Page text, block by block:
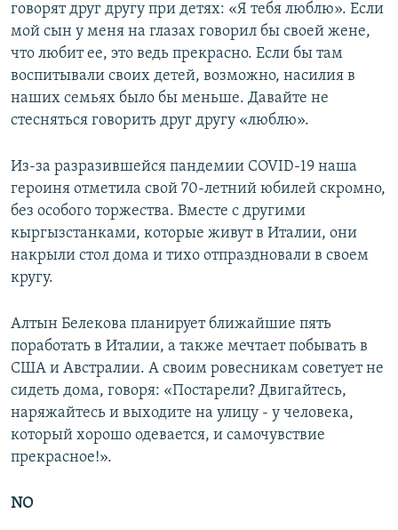
говорят друг другу при детях: «Я тебя люблю». Если
мой сын у меня на глазах говорил бы своей жене,
что любит ее, это ведь прекрасно. Если бы там
воспитывали своих детей, возможно, насилия в
наших семьях было бы меньше. Давайте не
стесняться говорить друг другу «люблю».
Из-за разразившейся пандемии COVID-19 наша
героиня отметила свой 70-летний юбилей скромно,
без особого торжества. Вместе с другими
кыргызстанками, которые живут в Италии, они
накрыли стол дома и тихо отпраздновали в своем
кругу.
Алтын Белекова планирует ближайшие пять
поработать в Италии, а также мечтает побывать в
США и Австралии. А своим ровесникам советует не
сидеть дома, говоря: «Постарели? Двигайтесь,
наряжайтесь и выходите на улицу - у человека,
который хорошо одевается, и самочувствие
прекрасное!».
NO